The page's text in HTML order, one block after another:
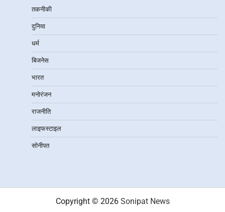
तकनीकी
दुनिया
धर्म
बिजनेस
भारत
मनोरंजन
राजनीति
लाइफस्टाइल
सोनीपत
Copyright © 2026 Sonipat News